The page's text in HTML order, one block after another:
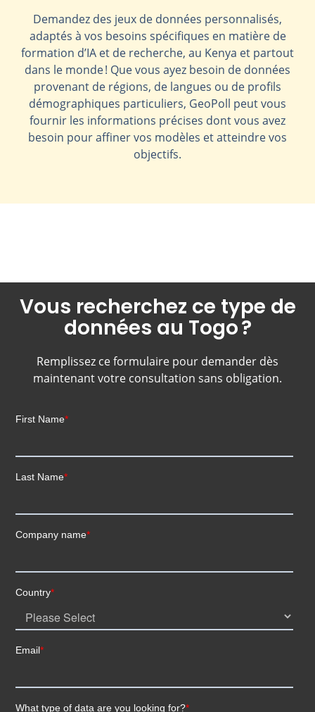
Demandez des jeux de données personnalisés,
adaptés à vos besoins spécifiques en matière de
formation d’IA et de recherche, au Kenya et partout
dans le monde ! Que vous ayez besoin de données
provenant de régions, de langues ou de profils
démographiques particuliers, GeoPoll peut vous
fournir les informations précises dont vous avez
besoin pour affiner vos modèles et atteindre vos
objectifs.
Vous recherchez ce type de
données au Togo ?
Remplissez ce formulaire pour demander dès
maintenant votre consultation sans obligation.